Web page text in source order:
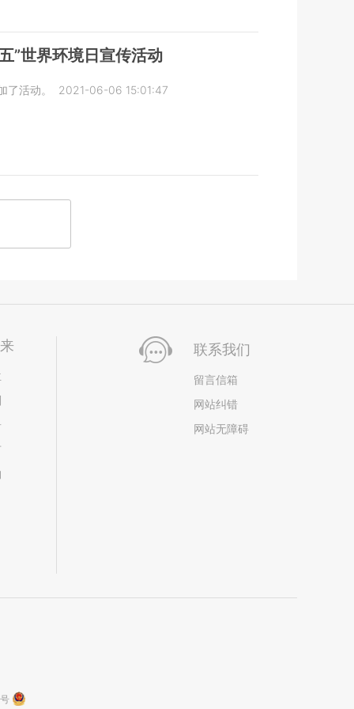
”世界环境日宣传活动
活动。 2021-06-06 15:01:47
联系我们
留言信箱
网站纠错
网站无障碍